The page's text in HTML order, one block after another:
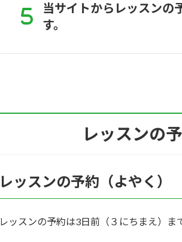
当サイトからレッスンの
す。
レッスンの
レッスンの予約（よやく）
レッスンの予約は3日前（３にちまえ）ま